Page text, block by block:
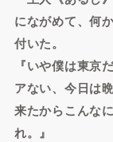
にながめて、何
付いた。
『いや僕は東京
アない、今日は
来たからこんな
れ。』